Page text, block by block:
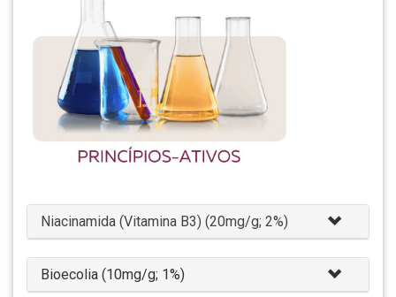
Niacinamida (Vitamina B3) (20mg/g; 2%)
Bioecolia (10mg/g; 1%)